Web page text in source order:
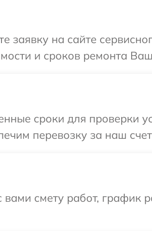
заявку на сайте
и сроков ремонта
сроки для проверки
перевозку за наш
смету работ, график